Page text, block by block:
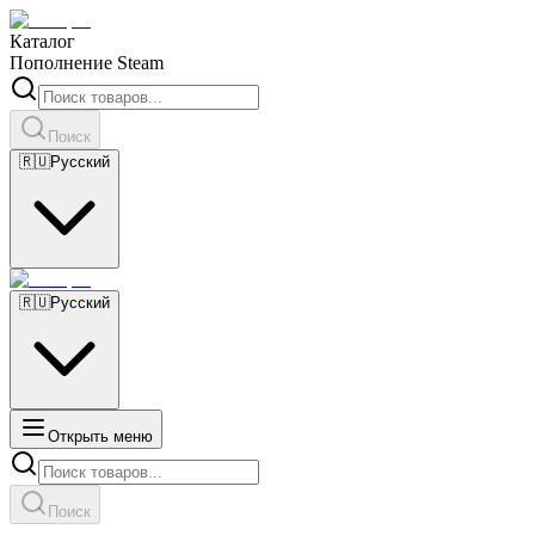
Каталог
Пополнение Steam
Поиск
🇷🇺Русский
🇷🇺Русский
Открыть меню
Поиск